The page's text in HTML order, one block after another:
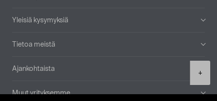
+
Yleisiä kysymyksiä
Tietoa meistä
Ajankohtaista
Muut yrityksemme